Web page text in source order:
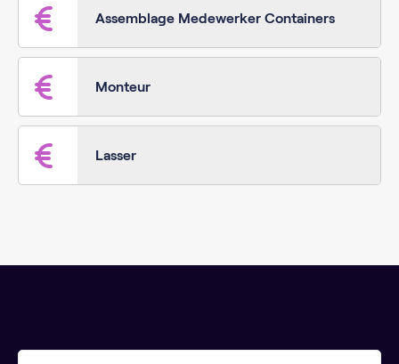
Assemblage Medewerker Containers
Monteur
Lasser